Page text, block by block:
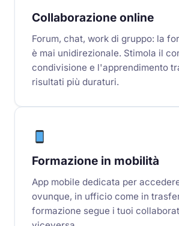
Collaborazione online
Forum, chat, work di gruppo: la
è mai unidirezionale. Stimola il
condivisione e l'apprendimento
risultati più duraturi.
Formazione in mobilità
App mobile dedicata per
ovunque, in ufficio come in
formazione segue i tuoi